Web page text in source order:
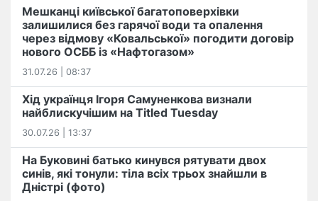
Мешканці київської багатоповерхівки
залишилися без гарячої води та опалення
через відмову «Ковальської» погодити договір
нового ОСББ із «Нафтогазом»
31.07.26 | 08:37
Хід українця Ігоря Самуненкова визнали
найблискучішим на Titled Tuesday
30.07.26 | 13:37
На Буковині батько кинувся рятувати двох
синів, які тонули: тіла всіх трьох знайшли в
Дністрі (фото)